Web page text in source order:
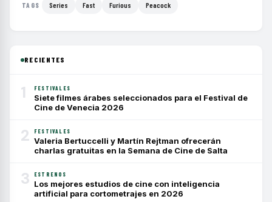
TAGS Series Fast Furious Peacock
RECIENTES
1 FESTIVALES
Siete filmes árabes seleccionados para el Festival de
Cine de Venecia 2026
2 FESTIVALES
Valeria Bertuccelli y Martín Rejtman ofrecerán
charlas gratuitas en la Semana de Cine de Salta
3 ESTRENOS
Los mejores estudios de cine con inteligencia
artificial para cortometrajes en 2026